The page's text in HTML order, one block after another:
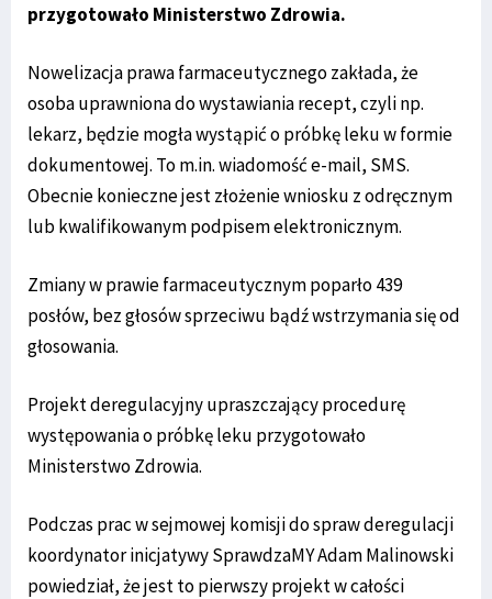
przygotowało Ministerstwo Zdrowia.
Nowelizacja prawa farmaceutycznego zakłada, że
osoba uprawniona do wystawiania recept, czyli np.
lekarz, będzie mogła wystąpić o próbkę leku w formie
dokumentowej. To m.in. wiadomość e-mail, SMS.
Obecnie konieczne jest złożenie wniosku z odręcznym
lub kwalifikowanym podpisem elektronicznym.
Zmiany w prawie farmaceutycznym poparło 439
posłów, bez głosów sprzeciwu bądź wstrzymania się od
głosowania.
Projekt deregulacyjny upraszczający procedurę
występowania o próbkę leku przygotowało
Ministerstwo Zdrowia.
Podczas prac w sejmowej komisji do spraw deregulacji
koordynator inicjatywy SprawdzaMY Adam Malinowski
powiedział, że jest to pierwszy projekt w całości